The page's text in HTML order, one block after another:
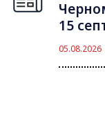
15
05.08.2026